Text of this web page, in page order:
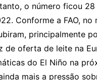
o número ficou
Conforme a FAO, no
principalmente
de oferta de leite na
do El Niño na
mais a pressão